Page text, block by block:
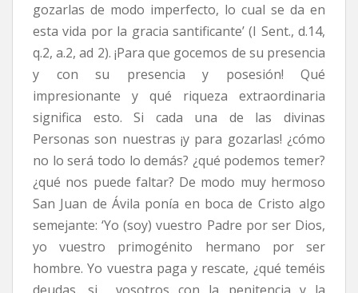
gozarlas de modo imperfecto, lo cual se da en
esta vida por la gracia santificante’ (I Sent., d.14,
q.2, a.2, ad 2). ¡Para que gocemos de su presencia
y con su presencia y posesión! Qué
impresionante y qué riqueza extraordinaria
significa esto. Si cada una de las divinas
Personas son nuestras ¡y para gozarlas! ¿cómo
no lo será todo lo demás? ¿qué podemos temer?
¿qué nos puede faltar? De modo muy hermoso
San Juan de Ávila ponía en boca de Cristo algo
semejante: ‘Yo (soy) vuestro Padre por ser Dios,
yo vuestro primogénito hermano por ser
hombre. Yo vuestra paga y rescate, ¿qué teméis